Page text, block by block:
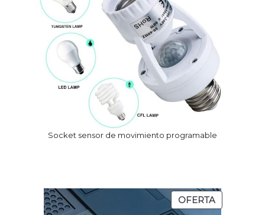
Socket sensor de movimiento programable
OFERTA
EN